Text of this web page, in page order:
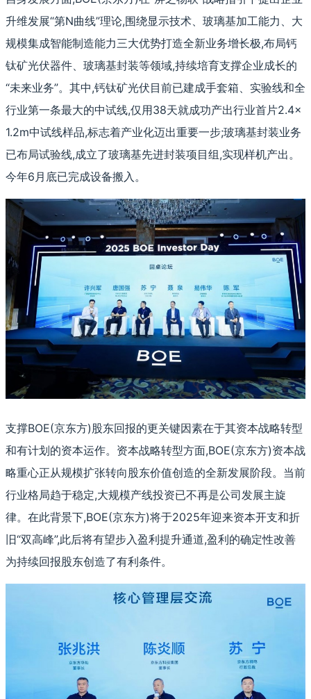
升维发展“第N曲线”理论,围绕显示技术、玻璃基加工能力、大
规模集成智能制造能力三大优势打造全新业务增长极,布局钙
钛矿光伏器件、玻璃基封装等领域,持续培育支撑企业成长的
“未来业务”。其中,钙钛矿光伏目前已建成手套箱、实验线和全
行业第一条最大的中试线,仅用38天就成功产出行业首片2.4×
1.2m中试线样品,标志着产业化迈出重要一步;玻璃基封装业务
已布局试验线,成立了玻璃基先进封装项目组,实现样机产出。
今年6月底已完成设备搬入。
支撑BOE(京东方)股东回报的更关键因素在于其资本战略转型
和有计划的资本运作。资本战略转型方面,BOE(京东方)资本战
略重心正从规模扩张转向股东价值创造的全新发展阶段。当前
行业格局趋于稳定,大规模产线投资已不再是公司发展主旋
律。在此背景下,BOE(京东方)将于2025年迎来资本开支和折
旧“双高峰”,此后将有望步入盈利提升通道,盈利的确定性改善
为持续回报股东创造了有利条件。